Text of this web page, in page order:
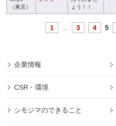
（東京）
ょう！！
1 3 4 5
企業情報
CSR・環境
シモジマのできること